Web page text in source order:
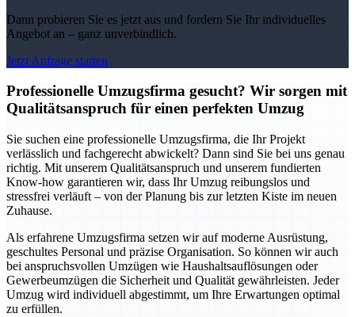
Dann probieren Sie es jetzt aus und fordern Sie Ihr individuelles
Angebot an – ganz unverbindlich.
Jetzt Anfrage starten
Professionelle Umzugsfirma gesucht? Wir sorgen mit
Qualitätsanspruch für einen perfekten Umzug
Sie suchen eine professionelle Umzugsfirma, die Ihr Projekt
verlässlich und fachgerecht abwickelt? Dann sind Sie bei uns genau
richtig. Mit unserem Qualitätsanspruch und unserem fundierten
Know-how garantieren wir, dass Ihr Umzug reibungslos und
stressfrei verläuft – von der Planung bis zur letzten Kiste im neuen
Zuhause.
Als erfahrene Umzugsfirma setzen wir auf moderne Ausrüstung,
geschultes Personal und präzise Organisation. So können wir auch
bei anspruchsvollen Umzügen wie Haushaltsauflösungen oder
Gewerbeumzügen die Sicherheit und Qualität gewährleisten. Jeder
Umzug wird individuell abgestimmt, um Ihre Erwartungen optimal
zu erfüllen.